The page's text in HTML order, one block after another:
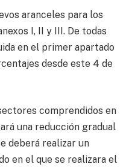
aranceles para los
I, II y III. De todas
en el primer apartado
desde este 4 de
comprendidos en
una reducción gradual
deberá realizar un
en el que se realizara el